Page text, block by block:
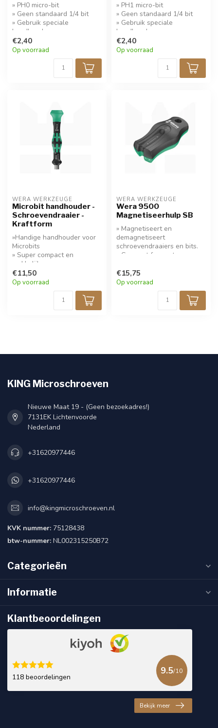
» PH0 micro-bit
» Geen standaard 1/4 bit
» Gebruik speciale
handhouder
€2,40
Op voorraad
» PH1 micro-bit
» Geen standaard 1/4 bit
» Gebruik speciale
handhouder
€2,40
Op voorraad
WERA WERKZEUGE
Microbit handhouder -
Schroevendraaier -
Kraftform
»Handige handhouder voor
Microbits
» Super compact en
makkelijk
» Compacter kan een
schroevendraaierset niet
€11,50
Op voorraad
WERA WERKZEUGE
Wera 9500
Magnetiseerhulp SB
» Magnetiseert en
demagnetiseert
schroevendraaiers en bits.
» Compact formaat,
» Houdt schroeven stevig
op de gereedschapspunt!
€15,75
Op voorraad
KING Microschroeven
Nieuwe Maat 19 - (Geen bezoekadres!)
7131EK Lichtenvoorde
Nederland
+31620977446
+31620977446
info@kingmicroschroeven.nl
KVK nummer: 75128438
btw-nummer: NL002315250B72
Categorieën
Informatie
Klantbeoordelingen
118 beoordelingen
9.5/10
Bekijk meer